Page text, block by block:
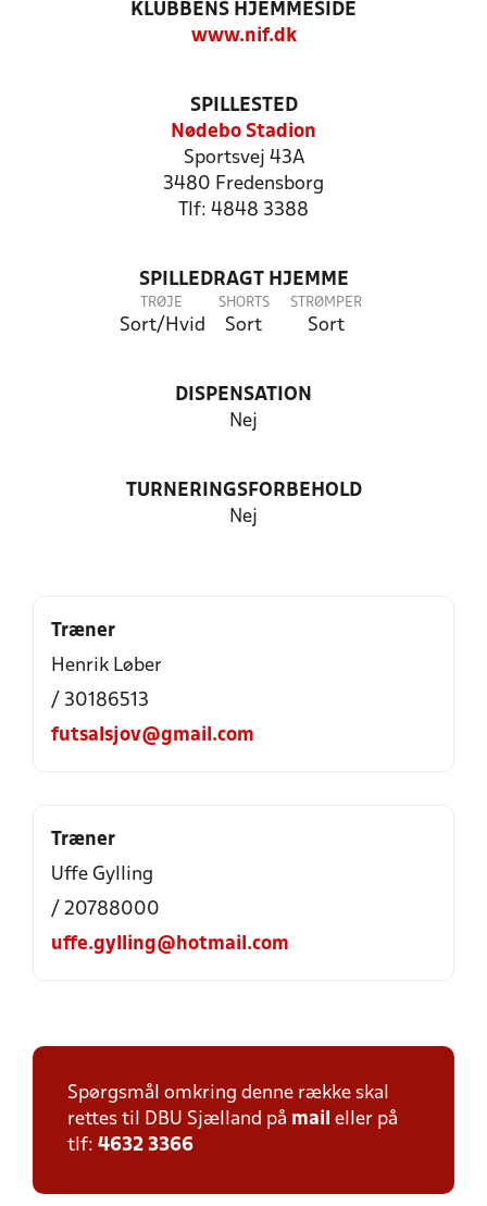
KLUBBENS HJEMMESIDE
www.nif.dk
SPILLESTED
Nødebo Stadion
Sportsvej 43A
3480 Fredensborg
Tlf: 4848 3388
SPILLEDRAGT HJEMME
TRØJE
Sort/Hvid
SHORTS
Sort
STRØMPER
Sort
DISPENSATION
Nej
TURNERINGSFORBEHOLD
Nej
Træner
Henrik Løber
/ 30186513
futsalsjov@gmail.com
Træner
Uffe Gylling
/ 20788000
uffe.gylling@hotmail.com
Spørgsmål omkring denne række skal
rettes til DBU Sjælland på mail eller på
tlf: 4632 3366